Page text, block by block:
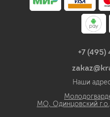
+7 (495)
Наши
МО, Одинцовский